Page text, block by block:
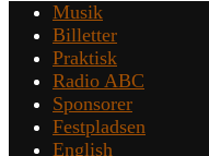
Musik
Billetter
Praktisk
Radio ABC
Sponsorer
Festpladsen
English